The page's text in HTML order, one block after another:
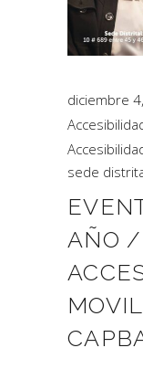
diciembre
sede
AÑO /